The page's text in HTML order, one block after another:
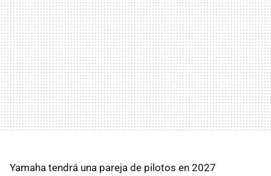
Yamaha tendrá una pareja de pilotos en 2027